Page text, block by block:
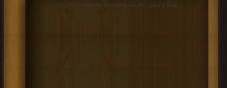
قراءة و تحميل كتاب اسرار التضخيم والتنشيف PDF مجانا